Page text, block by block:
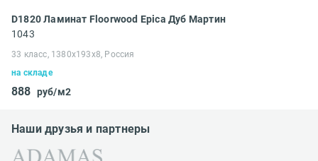
D1820 Ламинат Floorwood Epica Дуб Мартин
1043
33 класс, 1380х193х8, Россия
на складе
888 руб/м2
Наши друзья и партнеры